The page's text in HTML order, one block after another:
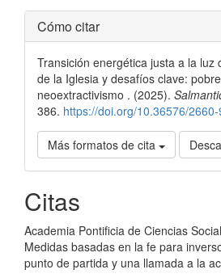
Detalles
del
artículo
Cómo citar
Transición energética justa a la luz
de la Iglesia y desafíos clave:
neoextractivismo . (2025).
386. https://doi.org/10.36576/
Más formatos de cita
Citas
Academia Pontificia de Ciencias
Medidas basadas en la fe para
punto de partida y una llamada a la